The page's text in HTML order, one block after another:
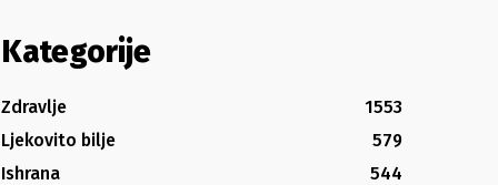
Kategorije
Zdravlje
1553
Ljekovito bilje
579
Ishrana
544